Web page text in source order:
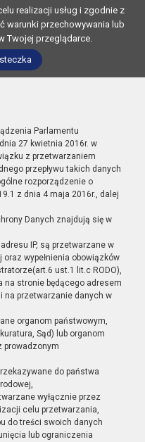
realizacji usług i zgodnie z
warunki przechowywania lub
Twojej przeglądarce.
Parlamentu
27 kwietnia 2016r. w
z przetwarzaniem
przepływu takich danych
rozporządzenie o
z dnia 4 maja 2016r., dalej
Danych znajdują się w
IP, są przetwarzane w
wypełnienia obowiązków
ust.1 lit.c RODO),
na stronie będącego adresem
na przetwarzanie danych w
organom państwowym,
Sąd) lub organom
prowadzonym
do państwa
wyłącznie przez
celu przetwarzania,
do treści swoich danych
lub ograniczenia